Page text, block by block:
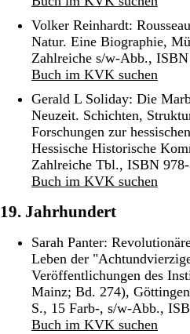
Volker Reinhardt:
Natur. Eine Biographie,
Zahlreiche s/w-Abb.,
Buch im KVK suchen
Gerald L Soliday: Die
Neuzeit. Schichten,
Forschungen zur
Hessische Historische
Zahlreiche Tbl., ISBN
Buch im KVK suchen
19. Jahrhundert
Sarah Panter:
Leben der
Veröffentlichungen des
Mainz; Bd. 274),
S., 15 Farb-, s/w-Abb.,
Buch im KVK suchen